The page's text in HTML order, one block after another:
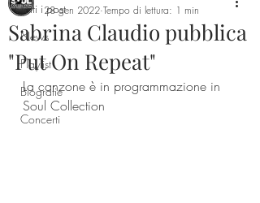
Tutti i post
News
Playlist
Biografie
Concerti
Sabrina Claudio pubblica
"Put On Repeat"
28 gen 2022 Tempo di lettura: 1 min
La canzone è in programmazione in
Soul Collection